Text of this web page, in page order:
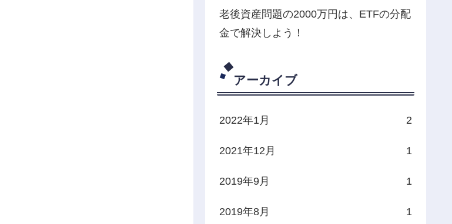
老後資産問題の2000万円は、ETFの分配
金で解決しよう！
アーカイブ
2022年1月 2
2021年12月 1
2019年9月 1
2019年8月 1